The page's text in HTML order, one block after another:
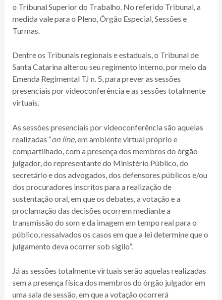
o Tribunal Superior do Trabalho. No referido Tribunal, a
medida vale para o Pleno, Órgão Especial, Sessões e
Turmas.
Dentre os Tribunais regionais e estaduais, o Tribunal de
Santa Catarina alterou seu regimento interno, por meio da
Emenda Regimental TJ n. 5, para prever as sessões
presenciais por videoconferência e as sessões totalmente
virtuais.
As sessões presenciais por videoconferência são aquelas
realizadas “on line, em ambiente virtual próprio e
compartilhado, com a presença dos membros do órgão
julgador, do representante do Ministério Público, do
secretário e dos advogados, dos defensores públicos e/ou
dos procuradores inscritos para a realização de
sustentação oral, em que os debates, a votação e a
proclamação das decisões ocorrem mediante a
transmissão do som e da imagem em tempo real para o
público, ressalvados os casos em que a lei determine que o
julgamento deva ocorrer sob sigilo”.
Já as sessões totalmente virtuais serão aquelas realizadas
sem a presença física dos membros do órgão julgador em
uma sala de sessão, em que a votação ocorrerá